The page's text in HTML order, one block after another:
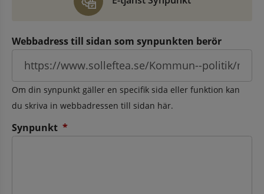
Webbadress till sidan som synpunkten berör
Om din synpunkt gäller en specifik sida eller funktion kan
du skriva in webbadressen till sidan här.
Synpunkt *